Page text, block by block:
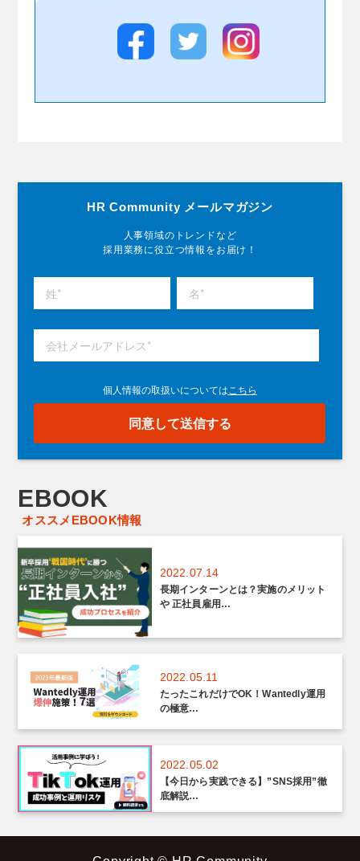
HR Community メールマガジン
人事領域のトレンドなど
採用業務に役立つ情報をお届け！
EBOOK
オススメEBOOK情報
2022.07.14
長期インターンとは？実施のメリット
や 正社員雇用…
2022.05.11
たったこれだけでOK！Wantedly運用
の極意…
2022.05.02
【今日から実践できる】”SNS採用”徹
底解説…